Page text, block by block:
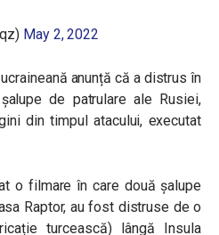
May 2, 2022
anunță că a distrus în
de patrulare ale Rusiei,
din timpul atacului, executat
o filmare în care două șalupe
Raptor, au fost distruse de o
turcească) lângă Insula